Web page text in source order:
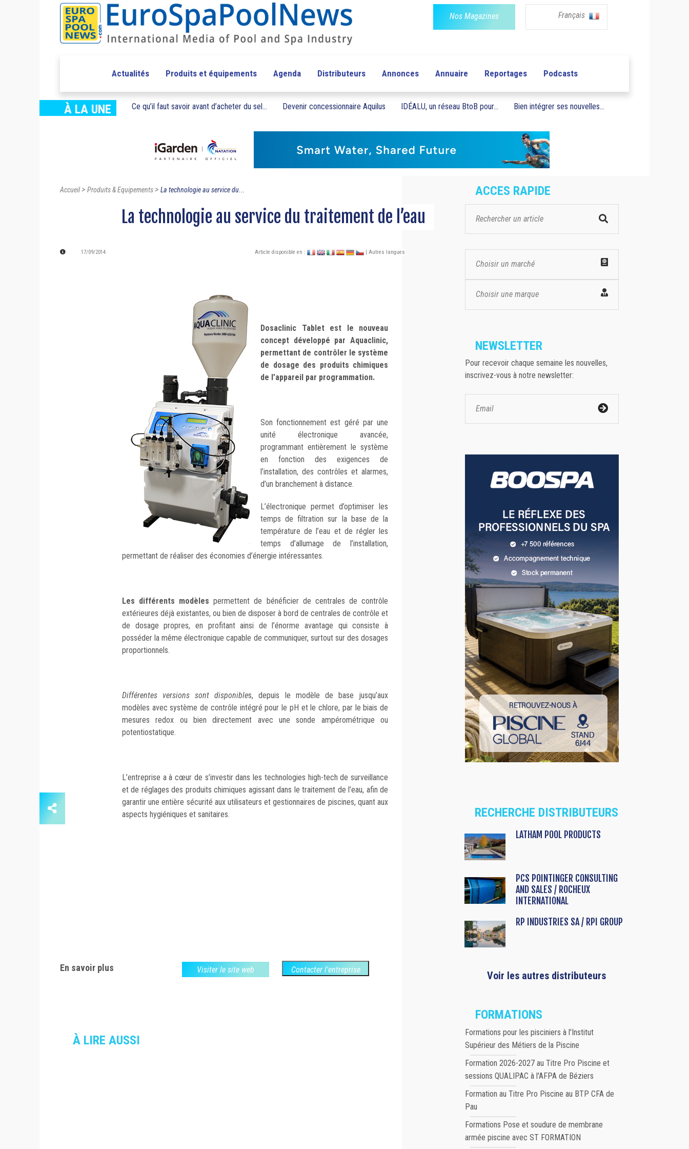
Nos Magazines Français
Actualités Produits et équipements Agenda Distributeurs Annonces Annuaire Reportages Podcasts
À LA UNE Ce qu’il faut savoir avant d’acheter du sel... Devenir concessionnaire Aquilus IDÉALU, un réseau BtoB pour... Bien intégrer ses nouvelles...
Accueil> Produits & Equipements> La technologie au service du...
La technologie au service du traitement de l’eau
17/09/2014 Article disponible en : | Autres langues
Dosaclinic Tablet est le nouveau
concept développé par Aquaclinic,
permettant de contrôler le système
de dosage des produits chimiques
de l’appareil par programmation.
Son fonctionnement est géré par une
unité électronique avancée,
programmant entièrement le système
en fonction des exigences de
l’installation, des contrôles et alarmes,
d’un branchement à distance.
L’électronique permet d’optimiser les
temps de filtration sur la base de la
température de l’eau et de régler les
temps d’allumage de l’installation,
permettant de réaliser des économies d’énergie intéressantes.
Les différents modèlespermettent de bénéficier de centrales de contrôle
extérieures déjà existantes, ou bien de disposer à bord de centrales de contrôle et
de dosage propres, en profitant ainsi de l’énorme avantage qui consiste à
posséder la même électronique capable de communiquer, surtout sur des dosages
proportionnels.
Différentes versions sont disponibles, depuis le modèle de base jusqu’aux
modèles avec système de contrôle intégré pour le pH et le chlore, par le biais de
mesures redox ou bien directement avec une sonde ampérométrique ou
potentiostatique.
L’entreprise a à cœur de s’investir dans les technologies high-tech de surveillance
et de réglages des produits chimiques agissant dans le traitement de l’eau, afin de
garantir une entière sécurité aux utilisateurs et gestionnaires de piscines, quant aux
aspects hygiéniques et sanitaires.
En savoir plus Visiter le site web Contacter l'entreprise
À LIRE AUSSI
ACCES RAPIDE
Choisir un marché
Choisir une marque
NEWSLETTER
Pour recevoir chaque semaine les nouvelles,
inscrivez-vous à notre newsletter:
RECHERCHE DISTRIBUTEURS
LATHAM POOL PRODUCTS
PCS POINTINGER CONSULTING
AND SALES / ROCHEUX
INTERNATIONAL
RP INDUSTRIES SA / RPI GROUP
Voir les autres distributeurs
FORMATIONS
Formations pour les pisciniers à l'Institut
Supérieur des Métiers de la Piscine
Formation 2026-2027 au Titre Pro Piscine et
sessions QUALIPAC à l'AFPA de Béziers
Formation au Titre Pro Piscine au BTP CFA de
Pau
Formations Pose et soudure de membrane
armée piscine avec ST FORMATION